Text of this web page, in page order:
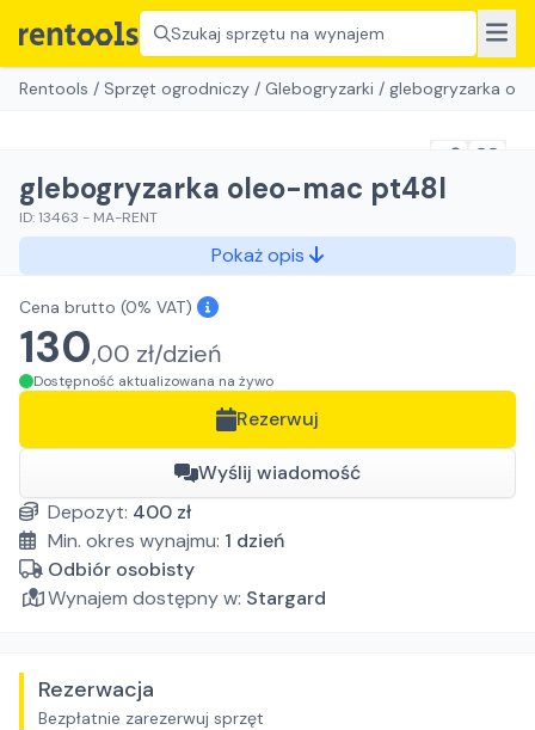
Szukaj sprzętu na wynajem
Rentools / Sprzęt ogrodniczy / Glebogryzarki / glebogryzarka
glebogryzarka oleo-mac pt48l
ID:13463 - MA-RENT
Pokaż opis
Cena brutto (0% VAT)
130,00 zł/dzień
Dostępność aktualizowana na żywo
Rezerwuj
Wyślij wiadomość
Depozyt: 400 zł
Min. okres wynajmu: 1 dzień
Odbiór osobisty
Wynajem dostępny w: Stargard
Rezerwacja
Bezpłatnie zarezerwuj sprzęt